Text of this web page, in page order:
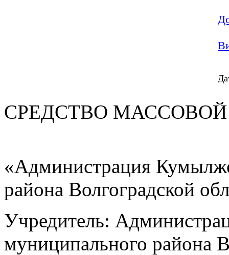
СРЕДСТВО
«Администрация
района Волгоградской
Учредитель:
муниципального района